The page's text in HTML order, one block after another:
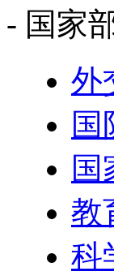
- 国家
外
国
国
教
科